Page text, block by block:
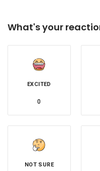
What's your
EXCITED
0
NOT SURE